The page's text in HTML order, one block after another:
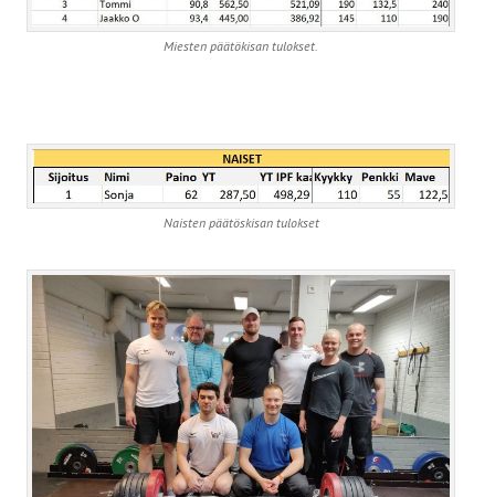
Miesten päätökisan tulokset.
Naisten päätöskisan tulokset